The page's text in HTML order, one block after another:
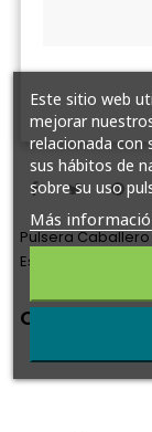
Pulsera Caballero
Eslabones
Completa tu
Este sitio web
mejorar
relacionada con
sus hábitos de
sobre su uso
Más